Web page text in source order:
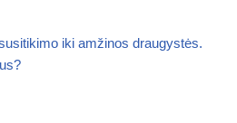
iki amžinos draugystės.